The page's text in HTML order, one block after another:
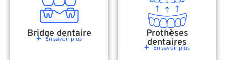
Bridge dentaire
En savoir plus Prothèses
dentaires
En savoir plus